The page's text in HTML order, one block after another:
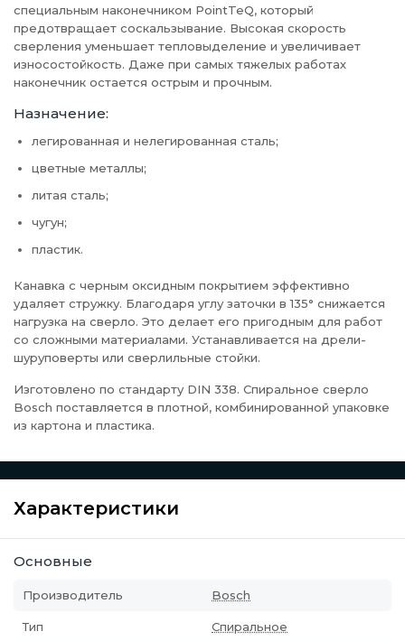
специальным наконечником PointTeQ, который
предотвращает соскальзывание. Высокая скорость
сверления уменьшает тепловыделение и увеличивает
износостойкость. Даже при самых тяжелых работах
наконечник остается острым и прочным.
Назначение:
легированная и нелегированная сталь;
цветные металлы;
литая сталь;
чугун;
пластик.
Канавка с черным оксидным покрытием эффективно
удаляет стружку. Благодаря углу заточки в 135° снижается
нагрузка на сверло. Это делает его пригодным для работ
со сложными материалами. Устанавливается на дрели-
шуруповерты или сверлильные стойки.
Изготовлено по стандарту DIN 338. Спиральное сверло
Bosch поставляется в плотной, комбинированной упаковке
из картона и пластика.
Характеристики
Основные
Производитель Bosch
Тип Спиральное